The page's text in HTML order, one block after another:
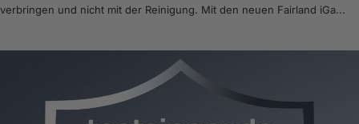
verbringen und nicht mit der Reinigung. Mit den neuen Fairland iGa...